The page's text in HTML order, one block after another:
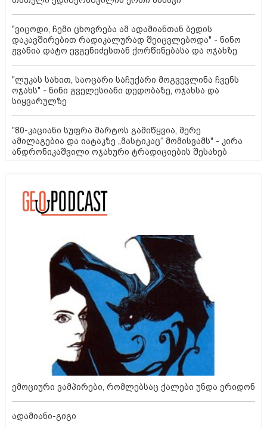
"ვიცოდი, ჩემი ცხოვრება ამ ადამიანთან ბედის
დაკავშირებით რადიკალურად შეიცვლებოდა" - ნინო
ჟვანია დატო ევგენიძესთან ქორწინებასა და ოჯახზე
"ლუკას სახით, საოცარი საჩუქარი მოგვევლინა ჩვენს
ოჯახს" - ნინი გველესიანი დედობაზე, ოჯახსა და
სიყვარულზე
"80-კაციანი სუფრა მარტოს გამიწყვია, მერე
ამილაგებია და იატაკზე „მასტიკაც“ მომისვამს" - კირა
ანდრონიკაშვილი ოჯახური ტრადიციების შესახებ
ემოციური ვამპირები, რომლებსაც ქალები უნდა ერიდონ
ადამიანი-გიგი